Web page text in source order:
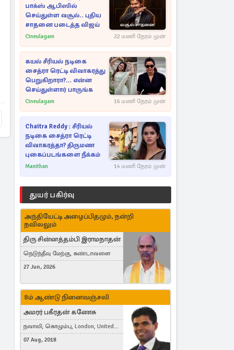
பாக்ஸ் ஆபிஸில்
செய்துள்ள வசூல்.. புதிய
சாதனை படைத்த விஜய்
Cineulagam 22 மணி நேரம் முன்
கயல் சீரியல் நடிகை
சைத்ரா ரெட்டி விவாகரத்து
பெறுகிறாரா?... என்ன
செய்துள்ளார் பாருங்க
Cineulagam 16 மணி நேரம் முன்
Chaitra Reddy : சீரியல்
நடிகை சைத்ரா ரெட்டி
விவாகரத்தா? திருமண
புகைப்படங்களை நீக்கம்
Manithan 14 மணி நேரம் முன்
துயர் பகிர்வு
அந்தியேட்டி அழைப்பிதழும், நன்றி
நவிலலும்
திரு சின்னத்தம்பி இராமநாதன்
நெடுந்தீவு மேற்கு, கண்டாவளை
27 Jun, 2026
8ம் ஆண்டு நினைவஞ்சலி
அமரர் பகீரதன் கணேசு
நவாலி, கொழும்பு, London, United
Kingdom
07 Aug, 2018